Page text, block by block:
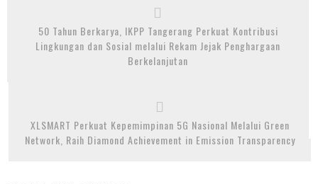
50 Tahun Berkarya, IKPP Tangerang Perkuat Kontribusi
Lingkungan dan Sosial melalui Rekam Jejak Penghargaan
Berkelanjutan
XLSMART Perkuat Kepemimpinan 5G Nasional Melalui Green
Network, Raih Diamond Achievement in Emission Transparency